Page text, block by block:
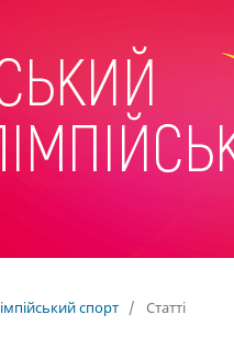
спорт / Статті